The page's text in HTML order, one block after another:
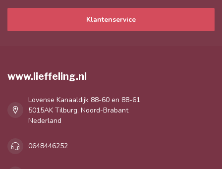
Klantenservice
www.lieffeling.nl
Lovense Kanaaldijk 88-60 en 88-61
5015AK Tilburg, Noord-Brabant
Nederland
0648446252